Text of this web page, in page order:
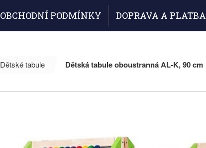
OBCHODNÍ PODMÍNKY DOPRAVA A PLATBA
Dětské tabule Dětská tabule oboustranná AL-K, 90 cm